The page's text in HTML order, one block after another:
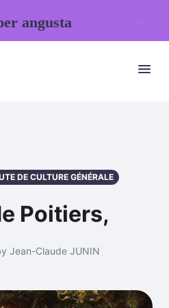
DE CULTURE GÉNÉRALE
Poitiers,
Jean-Claude JUNIN
angusta